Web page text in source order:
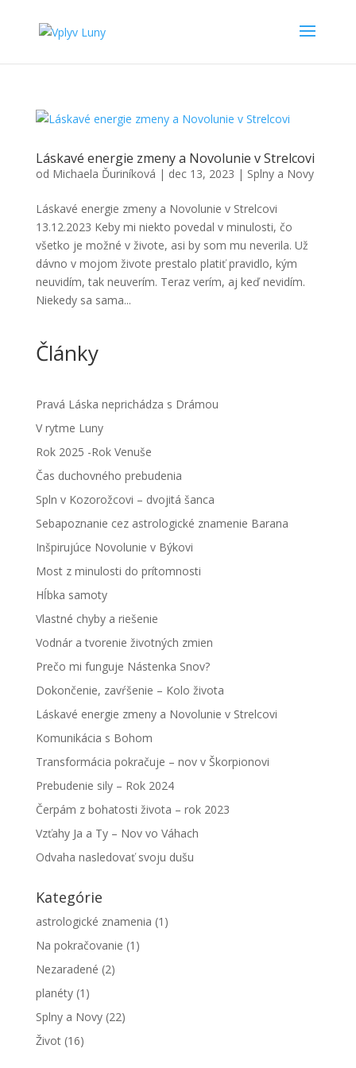
Láskavé energie zmeny a Novolunie v Strelcovi
od Michaela Ďuriníková | dec 13, 2023 | Splny a Novy
Láskavé energie zmeny a Novolunie v Strelcovi
13.12.2023 Keby mi niekto povedal v minulosti, čo
všetko je možné v živote, asi by som mu neverila. Už
dávno v mojom živote prestalo platiť pravidlo, kým
neuvidím, tak neuverím. Teraz verím, aj keď nevidím.
Niekedy sa sama...
Články
Pravá Láska neprichádza s Drámou
V rytme Luny
Rok 2025 -Rok Venuše
Čas duchovného prebudenia
Spln v Kozorožcovi – dvojitá šanca
Sebapoznanie cez astrologické znamenie Barana
Inšpirujúce Novolunie v Býkovi
Most z minulosti do prítomnosti
Hĺbka samoty
Vlastné chyby a riešenie
Vodnár a tvorenie životných zmien
Prečo mi funguje Nástenka Snov?
Dokončenie, zavŕšenie – Kolo života
Láskavé energie zmeny a Novolunie v Strelcovi
Komunikácia s Bohom
Transformácia pokračuje – nov v Škorpionovi
Prebudenie sily – Rok 2024
Čerpám z bohatosti života – rok 2023
Vzťahy Ja a Ty – Nov vo Váhach
Odvaha nasledovať svoju dušu
Kategórie
astrologické znamenia (1)
Na pokračovanie (1)
Nezaradené (2)
planéty(1)
Splny a Novy(22)
Život(16)